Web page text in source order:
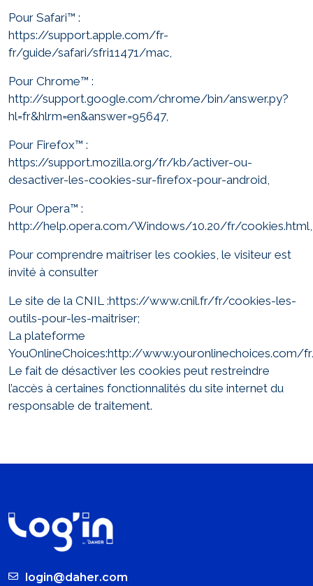
Pour Safari™ :
https://support.apple.com/fr-
fr/guide/safari/sfri11471/mac,
Pour Chrome™ :
http://support.google.com/chrome/bin/answer.py?
hl=fr&hlrm=en&answer=95647,
Pour Firefox™ :
https://support.mozilla.org/fr/kb/activer-ou-
desactiver-les-cookies-sur-firefox-pour-android,
Pour Opera™ :
http://help.opera.com/Windows/10.20/fr/cookies.html,
Pour comprendre maîtriser les cookies, le visiteur est
invité à consulter
Le site de la CNIL :https://www.cnil.fr/fr/cookies-les-
outils-pour-les-maitriser;
La plateforme
YouOnlineChoices:http://www.youronlinechoices.com/
Le fait de désactiver les cookies peut restreindre
l’accès à certaines fonctionnalités du site internet du
responsable de traitement.
login@daher.com